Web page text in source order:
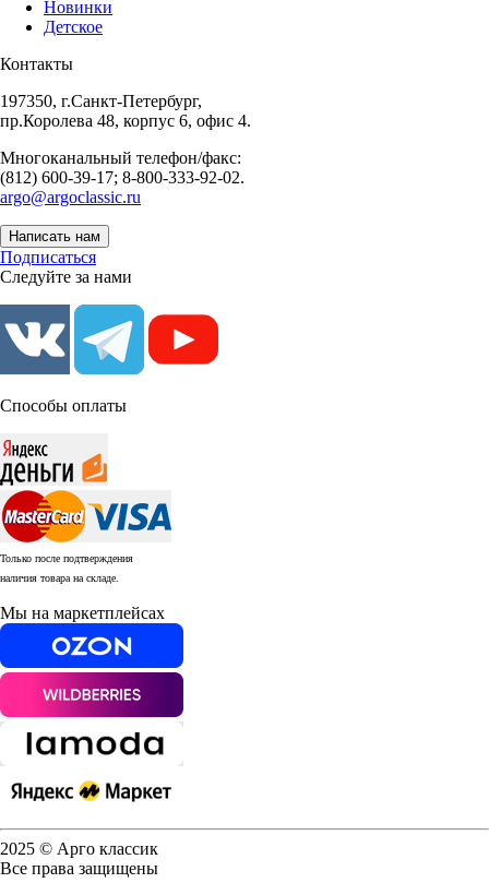
Новинки
Детское
Контакты
197350, г.Санкт-Петербург,
пр.Королева 48, корпус 6, офис 4.
Многоканальный телефон/факс:
(812) 600-39-17; 8-800-333-92-02.
argo@argoclassic.ru
Написать нам
Подписаться
Следуйте за нами
Способы оплаты
Только после подтверждения
наличия товара на складе.
Мы на маркетплейсах
2025 © Арго классик
Все права защищены